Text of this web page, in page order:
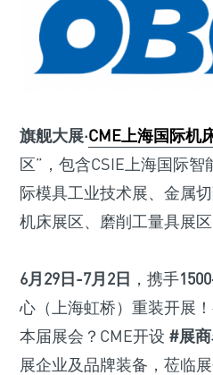
旗舰大展·CME上海国际机
区”，包含CSIE上海国际
际模具工业技术展、金属
机床展区、磨削工量具展区
6月29日-7月2日 ，携手
心（上海虹桥）重装开展
本届展会？CME开设 #展
展企业及品牌装备，莅临